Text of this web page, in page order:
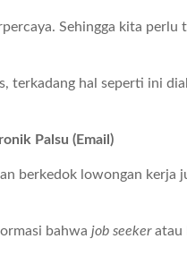
Sehingga kita perlu
terkadang hal seperti ini
Palsu (Email)
berkedok lowongan kerja
bahwa job seekeratau